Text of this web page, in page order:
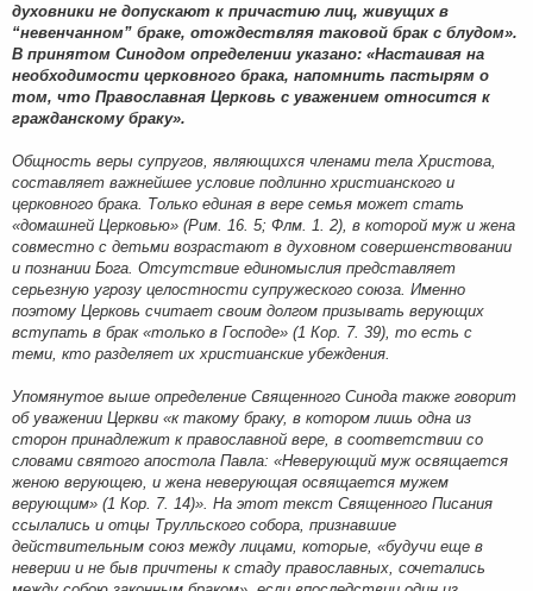
духовники не допускают к причастию лиц, живущих в
“невенчанном” браке, отождествляя таковой брак с блудом».
В принятом Синодом определении указано: «Настаивая на
необходимости церковного брака, напомнить пастырям о
том, что Православная Церковь с уважением относится к
гражданскому браку».
Общность веры супругов, являющихся членами тела Христова,
составляет важнейшее условие подлинно христианского и
церковного брака. Только единая в вере семья может стать
«домашней Церковью» (Рим. 16. 5; Флм. 1. 2), в которой муж и жена
совместно с детьми возрастают в духовном совершенствовании
и познании Бога. Отсутствие единомыслия представляет
серьезную угрозу целостности супружеского союза. Именно
поэтому Церковь считает своим долгом призывать верующих
вступать в брак «только в Господе» (1 Кор. 7. 39), то есть с
теми, кто разделяет их христианские убеждения.
Упомянутое выше определение Священного Синода также говорит
об уважении Церкви «к такому браку, в котором лишь одна из
сторон принадлежит к православной вере, в соответствии со
словами святого апостола Павла: «Неверующий муж освящается
женою верующею, и жена неверующая освящается мужем
верующим» (1 Кор. 7. 14)». На этот текст Священного Писания
ссылались и отцы Трулльского собора, признавшие
действительным союз между лицами, которые, «будучи еще в
неверии и не быв причтены к стаду православных, сочетались